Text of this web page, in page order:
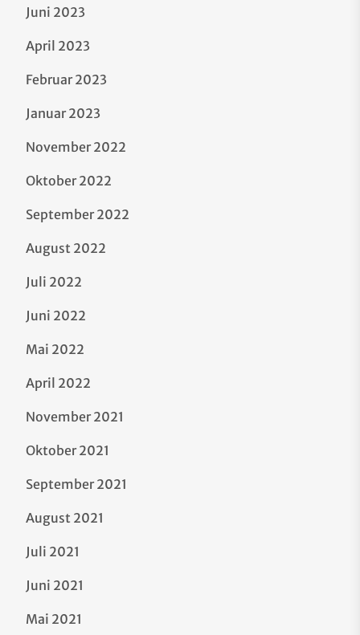
Juni 2023
April 2023
Februar 2023
Januar 2023
November 2022
Oktober 2022
September 2022
August 2022
Juli 2022
Juni 2022
Mai 2022
April 2022
November 2021
Oktober 2021
September 2021
August 2021
Juli 2021
Juni 2021
Mai 2021